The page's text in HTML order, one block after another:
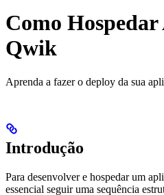
Como Hospedar
Qwik
Aprenda a fazer o deploy da sua
Introdução
Para desenvolver e hospedar um
essencial seguir uma sequência